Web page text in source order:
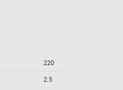
220
2.5